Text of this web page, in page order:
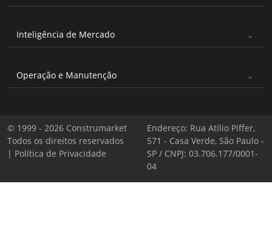
Inteligência de Mercado
Operação e Manutenção
© 1999 - 2026 Construmarket
Todos os direitos reservados
| Política de Privacidade
Endereço: Rua Atílio Piffer,
571 - Casa Verde, São Paulo -
SP / CNPJ: 03.706.177/0001-
04